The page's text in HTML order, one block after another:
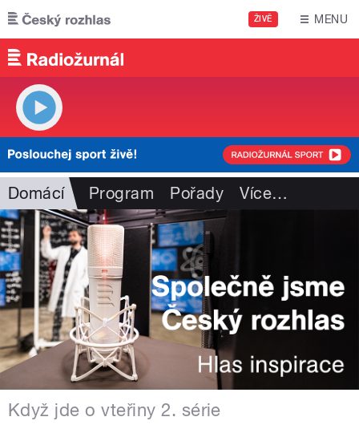
Přejít k hlavnímu obsahu
ŽIVĚ MENU
Domácí Program Pořady Více…
Když jde o vteřiny 2. série